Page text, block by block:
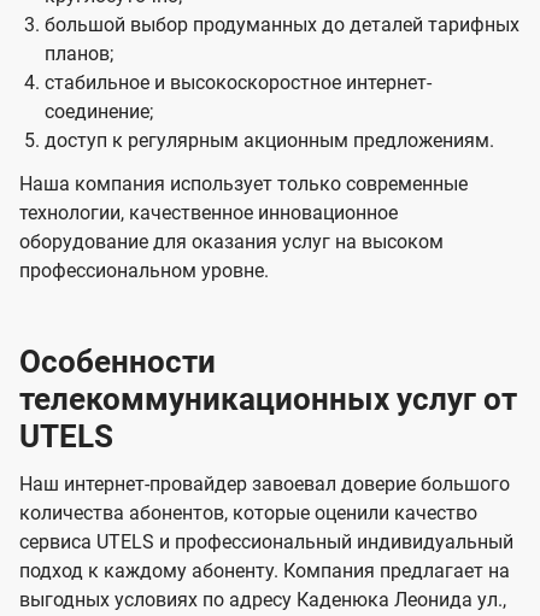
большой выбор продуманных до деталей тарифных
планов;
стабильное и высокоскоростное интернет-
соединение;
доступ к регулярным акционным предложениям.
Наша компания использует только современные
технологии, качественное инновационное
оборудование для оказания услуг на высоком
профессиональном уровне.
Особенности
телекоммуникационных услуг от
UTELS
Наш интернет-провайдер завоевал доверие большого
количества абонентов, которые оценили качество
сервиса UTELS и профессиональный индивидуальный
подход к каждому абоненту. Компания предлагает на
выгодных условиях по адресу Каденюка Леонида ул.,